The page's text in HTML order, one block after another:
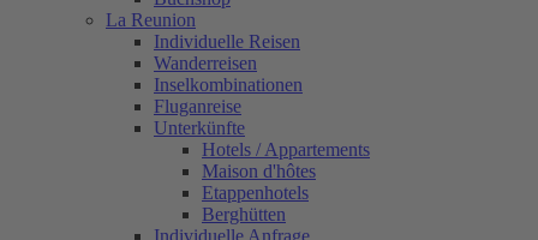
La Reunion
Individuelle Reisen
Wanderreisen
Inselkombinationen
Fluganreise
Unterkünfte
Hotels / Appartements
Maison d'hôtes
Etappenhotels
Berghütten
Individuelle Anfrage